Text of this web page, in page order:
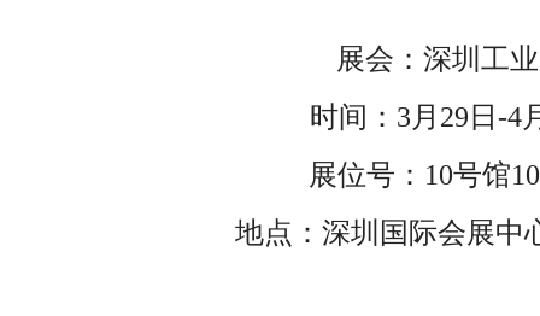
展会：深圳工
时间： 3月29日-4
展位号： 10号馆
地点：深圳国际会展中